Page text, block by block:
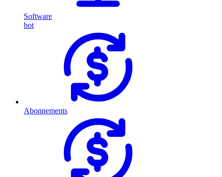
Software
hot
Abonnements